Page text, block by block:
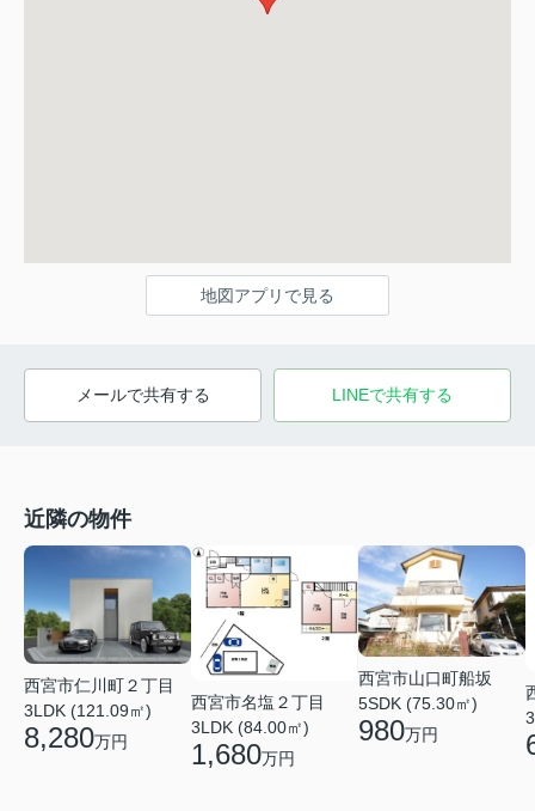
地図アプリで見る
メールで共有する LINEで共有する
近隣の物件
西宮市仁川町２丁目
3LDK (121.09㎡)
8,280万円
西宮市名塩２丁目
3LDK (84.00㎡)
1,680万円
西宮市山口町船坂
5SDK (75.30㎡)
980万円